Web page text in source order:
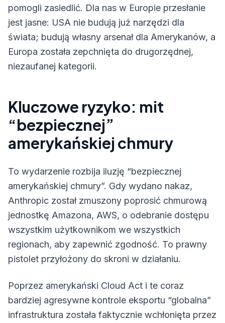
pomogli zasiedlić. Dla nas w Europie przesłanie
jest jasne: USA nie budują już narzędzi dla
świata; budują własny arsenał dla Amerykanów, a
Europa została zepchnięta do drugorzędnej,
niezaufanej kategorii.
Kluczowe ryzyko: mit
“bezpiecznej”
amerykańskiej chmury
To wydarzenie rozbija iluzję “bezpiecznej
amerykańskiej chmury”. Gdy wydano nakaz,
Anthropic został zmuszony poprosić chmurową
jednostkę Amazona, AWS, o odebranie dostępu
wszystkim użytkownikom we wszystkich
regionach, aby zapewnić zgodność. To prawny
pistolet przyłożony do skroni w działaniu.
Poprzez amerykański Cloud Act i te coraz
bardziej agresywne kontrole eksportu “globalna”
infrastruktura została faktycznie wchłonięta przez